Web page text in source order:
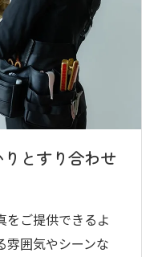
とすり合わせ
をご提供できるよ
雰囲気やシーンな